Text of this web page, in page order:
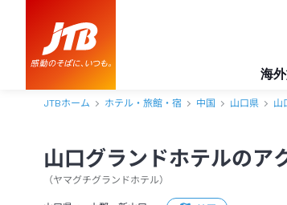
海
JTBホーム ホテル・旅館・宿 中国 山口県 山
山口グランドホテルのア
（ヤマグチグランドホテル）